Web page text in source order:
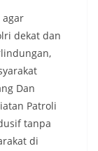
agar
dekat dan
Dan
Patroli
tanpa
di